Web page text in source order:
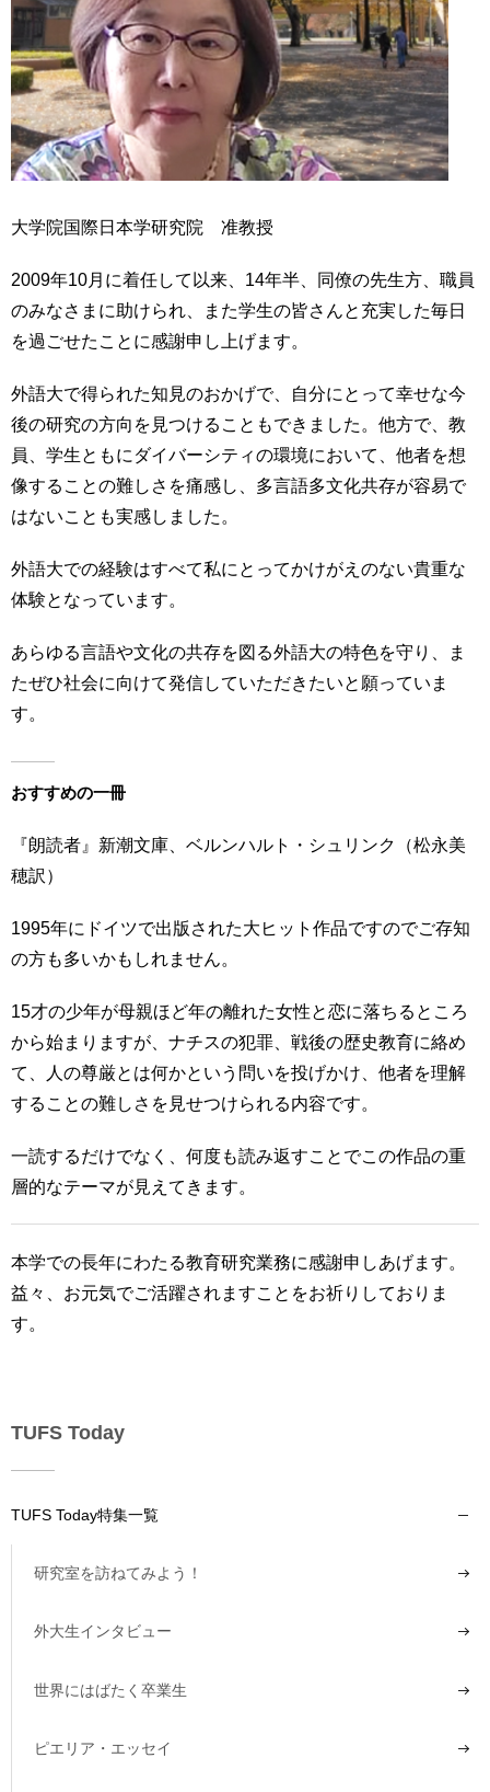
大学院国際日本学研究院 准教授
2009年10月に着任して以来、14年半、同僚の先生方、職員
のみなさまに助けられ、また学生の皆さんと充実した毎日
を過ごせたことに感謝申し上げます。
外語大で得られた知見のおかげで、自分にとって幸せな今
後の研究の方向を見つけることもできました。他方で、教
員、学生ともにダイバーシティの環境において、他者を想
像することの難しさを痛感し、多言語多文化共存が容易で
はないことも実感しました。
外語大での経験はすべて私にとってかけがえのない貴重な
体験となっています。
あらゆる言語や文化の共存を図る外語大の特色を守り、ま
たぜひ社会に向けて発信していただきたいと願っていま
す。
おすすめの一冊
『朗読者』新潮文庫、ベルンハルト・シュリンク（松永美
穂訳）
1995年にドイツで出版された大ヒット作品ですのでご存知
の方も多いかもしれません。
15才の少年が母親ほど年の離れた女性と恋に落ちるところ
から始まりますが、ナチスの犯罪、戦後の歴史教育に絡め
て、人の尊厳とは何かという問いを投げかけ、他者を理解
することの難しさを見せつけられる内容です。
一読するだけでなく、何度も読み返すことでこの作品の重
層的なテーマが見えてきます。
本学での長年にわたる教育研究業務に感謝申しあげます。
益々、お元気でご活躍されますことをお祈りしておりま
す。
TUFS Today
TUFS Today特集一覧
研究室を訪ねてみよう！
外大生インタビュー
世界にはばたく卒業生
ピエリア・エッセイ